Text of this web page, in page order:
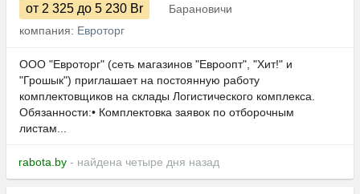
от 2 325 до 5 230 Br
Барановичи
компания: Евроторг
ООО "Евроторг" (сеть магазинов "Евроопт", "Хит!" и
"Грошык") приглашает на постоянную работу
комплектовщиков на склады Логистического комплекса.
Обязанности:• Комплектовка заявок по отборочным
листам...
rabota.by - найдена четыре дня назад